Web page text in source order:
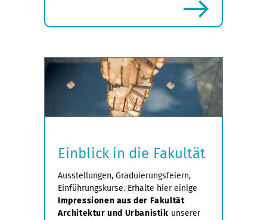
Einblick in die Fakultät
Ausstellungen, Graduierungsfeiern,
Einführungskurse. Erhalte hier einige
Impressionen aus der Fakultät
Architektur und Urbanistik unserer